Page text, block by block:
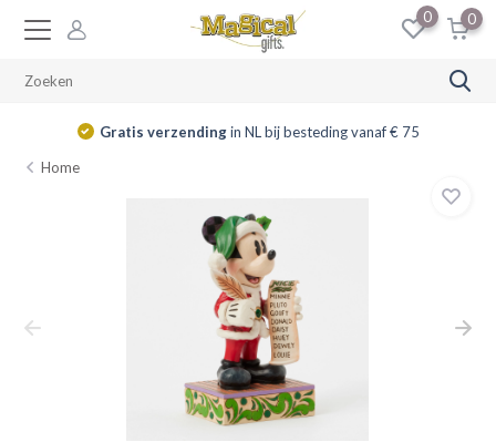
0 0
Gratis verzendingin NL bij besteding vanaf € 75
Home